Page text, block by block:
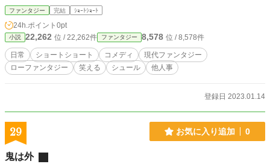
たい放題、ひろし君も大騒ぎ。 世界を舞台に大暴れ。 ＊暴走
章）紹介 三年生になりました。主人公も少しは落ち着い
て・・・落ち着いて・・・無理でした。 ＊ラブコメさんが最
後のあがきを見せます。頑張れラブコメさん、君の勇姿は忘
れないよ。
ファンタジー 完結 ｼｮｰﾄｼｮｰﾄ
24h.ポイント 0pt
小説 22,262 位 / 22,262件 ファンタジー 8,578 位 / 8,578件
日常 ショートショート コメディ
現代ファンタジー
ローファンタジー
笑える シュール 他人事
登録日 2023.01.14
29 お気に入り追加 0
鬼は外